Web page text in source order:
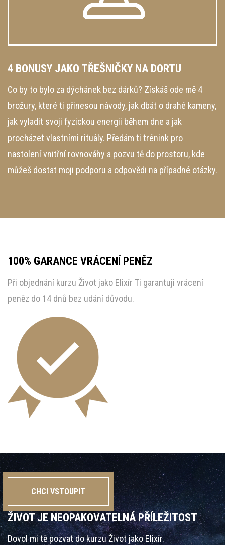
4 BONUSY JAKO TŘEŠNIČKY NA DORTU
Co by to bylo za dýchánek bez dárků? Získáš ode mě 4
brožury, které ti přinesou návody, jak dbát o drahé kameny,
jak vyladit svoji fyzickou energii během dne a jak
procházet vlastními rituály. Předám ti trénink pro
nastolení vnitřní rovnováhy a pozvu tě do prostoru, kde
můžeš dostat moji podporu a odpovědi na případné otázky.
100% GARANCE VRÁCENÍ PENĚZ
Při objednání kurzu Život jako Elixír Ti garantuji vrácení
peněz do 14 dnů bez udání důvodu.
CHCI VSTOUPIT
ŽIVOT JE NEOPAKOVATELNÁ PŘÍLEŽITOST
Dovol mi tě pozvat do kurzu Život jako Elixír.